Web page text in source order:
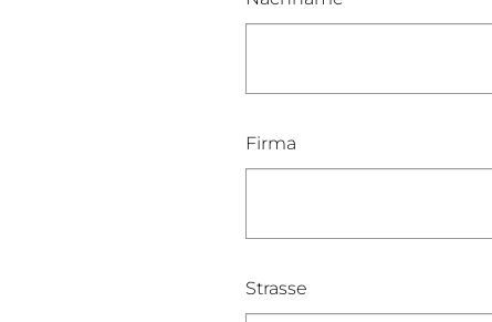
Firma
Strasse